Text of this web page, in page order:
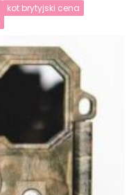
kot brytyjski cena